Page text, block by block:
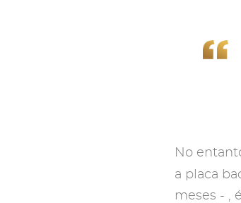
No
a placa
meses - ,